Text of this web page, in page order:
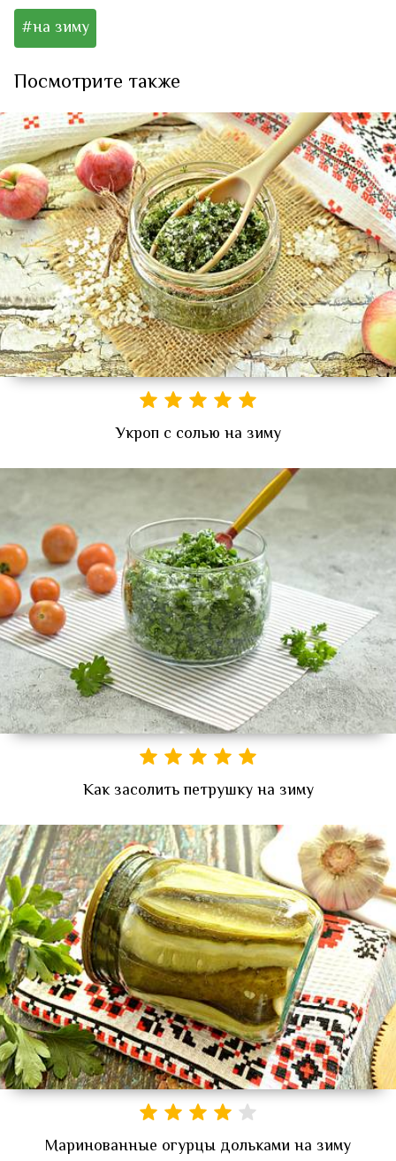
#на зиму
Посмотрите также
Укроп с солью на зиму
Как засолить петрушку на зиму
Маринованные огурцы дольками на зиму